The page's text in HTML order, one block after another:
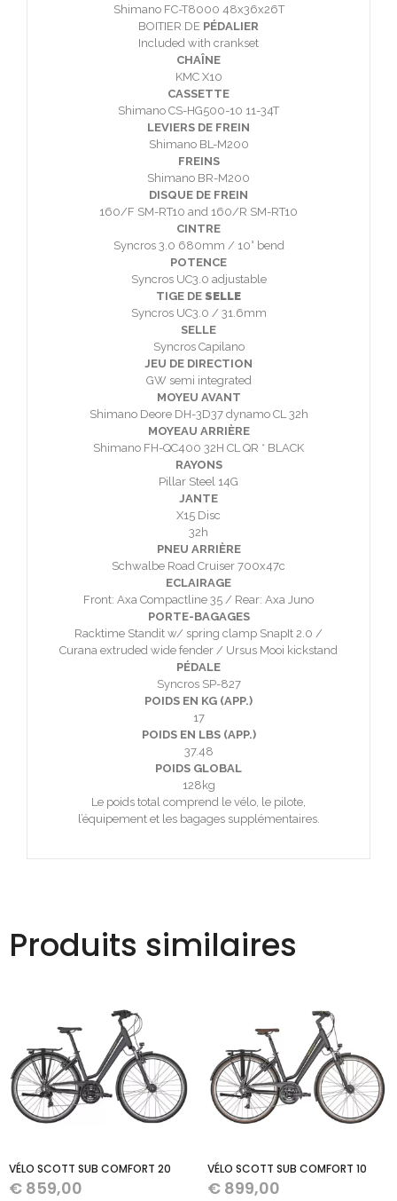
Shimano FC-T8000 48x36x26T
BOITIER DE PÉDALIER
Included with crankset
CHAÎNE
KMC X10
CASSETTE
Shimano CS-HG500-10 11-34T
LEVIERS DE FREIN
Shimano BL-M200
FREINS
Shimano BR-M200
DISQUE DE FREIN
160/F SM-RT10 and 160/R SM-RT10
CINTRE
Syncros 3.0 680mm / 10° bend
POTENCE
Syncros UC3.0 adjustable
TIGE DE SELLE
Syncros UC3.0 / 31.6mm
SELLE
Syncros Capilano
JEU DE DIRECTION
GW semi integrated
MOYEU AVANT
Shimano Deore DH-3D37 dynamo CL 32h
MOYEAU ARRIÈRE
Shimano FH-QC400 32H CL QR * BLACK
RAYONS
Pillar Steel 14G
JANTE
X15 Disc
32h
PNEU ARRIÈRE
Schwalbe Road Cruiser 700x47c
ECLAIRAGE
Front: Axa Compactline 35 / Rear: Axa Juno
PORTE-BAGAGES
Racktime Standit w/ spring clamp SnapIt 2.0 /
Curana extruded wide fender / Ursus Mooi kickstand
PÉDALE
Syncros SP-827
POIDS EN KG (APP.)
17
POIDS EN LBS (APP.)
37.48
POIDS GLOBAL
128kg
Le poids total comprend le vélo, le pilote,
l’équipement et les bagages supplémentaires.
Produits similaires
VÉLO SCOTT SUB COMFORT 20
€ 859,00
VÉLO SCOTT SUB COMFORT 10
€ 899,00